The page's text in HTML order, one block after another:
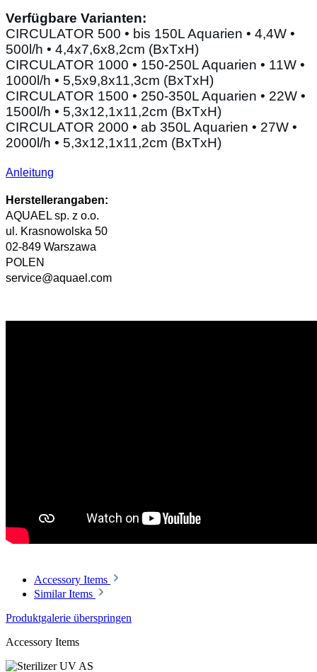
Verfügbare Varianten:
CIRCULATOR 500 • bis 150L Aquarien • 4,4W •
500l/h • 4,4x7,6x8,2cm (BxTxH)
CIRCULATOR 1000 • 150-250L Aquarien • 11W •
1000l/h • 5,5x9,8x11,3cm (BxTxH)
CIRCULATOR 1500 • 250-350L Aquarien • 22W •
1500l/h • 5,3x12,1x11,2cm (BxTxH)
CIRCULATOR 2000 • ab 350L Aquarien • 27W •
2000l/h • 5,3x12,1x11,2cm (BxTxH)
Anleitung
Herstellerangaben:
AQUAEL sp. z o.o.
ul. Krasnowolska 50
02-849 Warszawa
POLEN
service@aquael.com
Accessory Items
Similar Items
Produktgalerie überspringen
Accessory Items